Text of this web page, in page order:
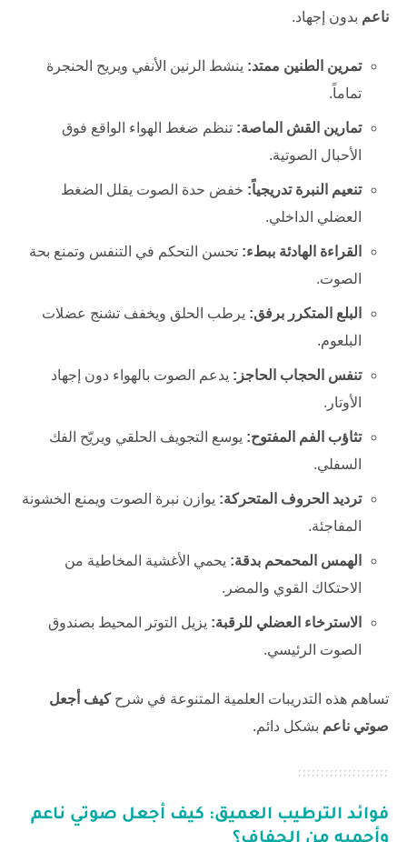
ناعم بدون إجهاد.
تمرين الطنين ممتد: ينشط الرنين الأنفي ويريح الحنجرة
تماماً.
تمارين القش الماصة: تنظم ضغط الهواء الواقع فوق
الأحبال الصوتية.
تنعيم النبرة تدريجياً: خفض حدة الصوت يقلل الضغط
العضلي الداخلي.
القراءة الهادئة ببطء: تحسن التحكم في التنفس وتمنع بحة
الصوت.
البلع المتكرر برفق: يرطب الحلق ويخفف تشنج عضلات
البلعوم.
تنفس الحجاب الحاجز: يدعم الصوت بالهواء دون إجهاد
الأوتار.
تثاؤب الفم المفتوح: يوسع التجويف الحلقي ويريّح الفك
السفلي.
ترديد الحروف المتحركة: يوازن نبرة الصوت ويمنع الخشونة
المفاجئة.
الهمس المحمحم بدقة: يحمي الأغشية المخاطية من
الاحتكاك القوي والمضر.
الاسترخاء العضلي للرقبة: يزيل التوتر المحيط بصندوق
الصوت الرئيسي.
تساهم هذه التدريبات العلمية المتنوعة في شرحكيف أجعل
صوتي ناعم بشكل دائم.
فوائد الترطيب العميق: كيف أجعل صوتي ناعم